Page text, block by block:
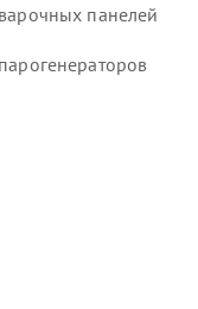
панелей
камер